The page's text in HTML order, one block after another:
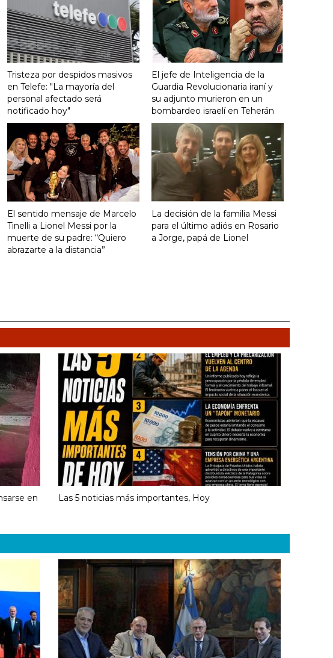
Tristeza por despidos masivos
en Telefe: "La mayoría del
personal afectado será
notificado hoy"
El jefe de Inteligencia de la
Guardia Revolucionaria iraní y
su adjunto murieron en un
bombardeo israelí en Teherán
El sentido mensaje de Marcelo
Tinelli a Lionel Messi por la
muerte de su padre: “Quiero
abrazarte a la distancia”
La decisión de la familia Messi
para el último adiós en Rosario
a Jorge, papá de Lionel
en
Las 5 noticias más importantes, Hoy